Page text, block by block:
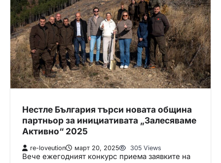
Нестле България търси новата община
партньор за инициативата „Залесяваме
Активно“ 2025
re-loveution март 20, 2025 305 Views
Вече ежегодният конкурс приема заявките на